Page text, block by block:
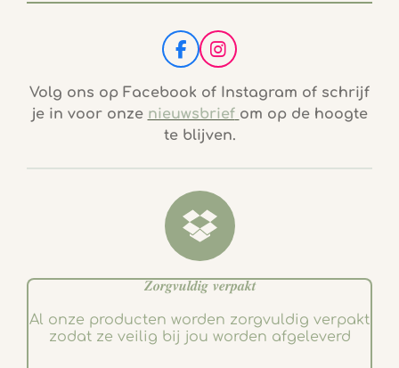
F
a
c
b
o
k
I
n
s
t
a
g
a
Volg ons op Facebook of Instagram of schrijf
je in voor onze nieuwsbrief om op de hoogte
te blijven.
𝒁𝒐𝒓𝒈𝒗𝒖𝒍𝒅𝒊𝒈 𝒗𝒆𝒓𝒑𝒂𝒌𝒕
Al onze producten worden zorgvuldig verpakt
zodat ze veilig bij jou worden afgeleverd